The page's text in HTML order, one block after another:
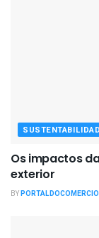
Os impactos
exterior
BY